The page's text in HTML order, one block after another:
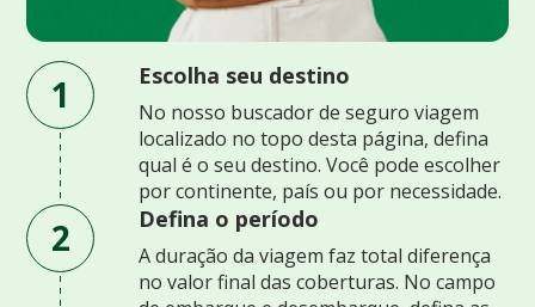
1 Escolha seu destino
No nosso buscador de seguro viagem
localizado no topo desta página, defina
qual é o seu destino. Você pode escolher
por continente, país ou por necessidade.
2 Defina o período
A duração da viagem faz total diferença
no valor final das coberturas. No campo